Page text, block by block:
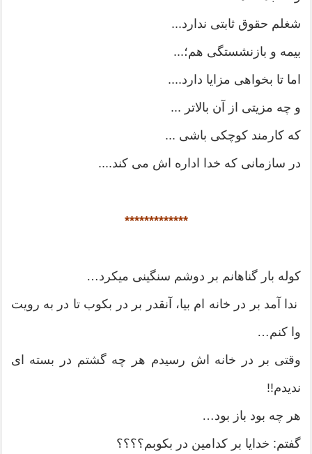
شغلم حقوق ثابتی ندارد...
بیمه و بازنشستگی هم؛...
اما تا بخواهی مزایا دارد....
و چه مزیتی از آن بالاتر ...
که کارمند کوچکی باشی ...
در سازمانی که خدا اداره اش می کند....
*************
کوله بار گناهانم بر دوشم سنگینی میکرد…
ندا آمد بر در خانه ام بیا، آنقدر بر در بکوب تا در به رویت
وا کنم…
وقتی بر در خانه اش رسیدم هر چه گشتم در بسته ای
ندیدم!!
هر چه بود باز بود…
گفتم: خدایا بر کدامین در بکوبم؟؟؟؟